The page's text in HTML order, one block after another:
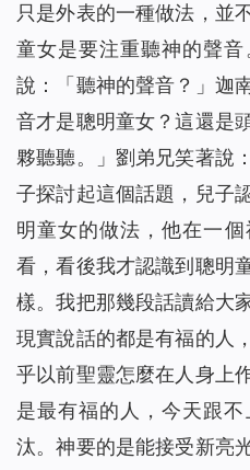
只是外表的一種做法，並
童女是要注重聽神的聲
說：「聽神的聲音？」迦
音才是聰明童女？這還是
夥聽聽。」劉弟兄笑著說
子探討起這個話題，兒子
明童女的做法，他在一個
看，看後我才認識到聰明
樣。我把那幾段話讀給大
現實說話的都是有福的人
乎以前聖靈怎麼在人身上
是最有福的人，今天跟
汰。神要的是能接受新亮